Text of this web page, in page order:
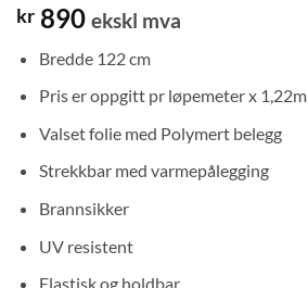
kr 890 ekskl mva
Bredde 122 cm
Pris er oppgitt pr løpemeter x 1,22m
Valset folie med Polymert belegg
Strekkbar med varmepålegging
Brannsikker
UV resistent
Elastisk og holdbar